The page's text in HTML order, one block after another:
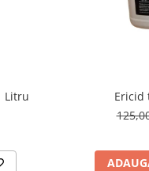
Litru
Ericid